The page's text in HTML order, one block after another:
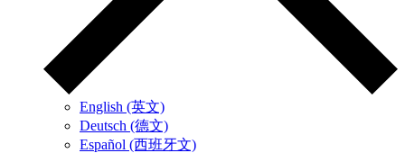
English (英文)
Deutsch (德文)
Español (西班牙文)